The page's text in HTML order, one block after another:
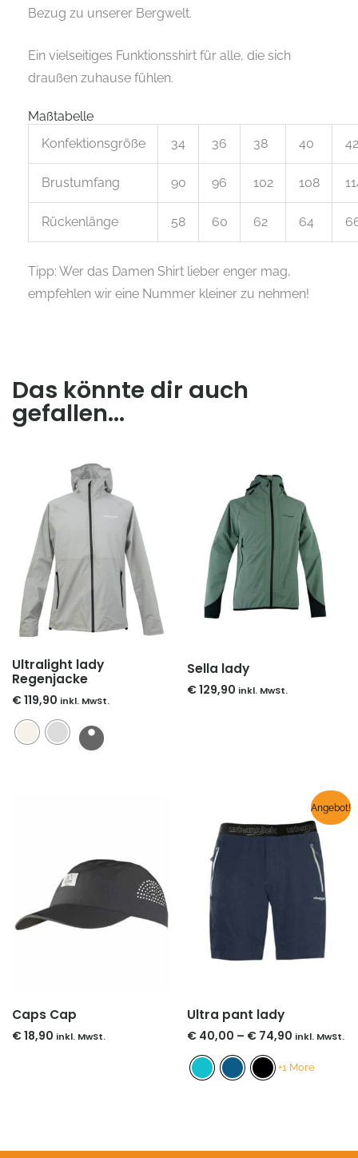
Bezug zu unserer Bergwelt.
Ein vielseitiges Funktionsshirt für alle, die sich
draußen zuhause fühlen.
Maßtabelle
Konfektionsgröße
34 36 38 40 42
Brustumfang 90 96 102 108
Rückenlänge 58 60 62 64
Tipp: Wer das Damen Shirt lieber enger mag,
empfehlen wir eine Nummer kleiner zu nehmen!
Das könnte dir auch
gefallen...
Ultralight lady
Regenjacke
€119,90 inkl. MwSt.
Sella lady
€129,90 inkl. MwSt.
Caps Cap
€18,90 inkl. MwSt.
Angebot!
Ultra pant lady
€ 40,00 – € 74,90
€ 40,00
bis
€ 74,90
inkl. MwSt.
+1 More